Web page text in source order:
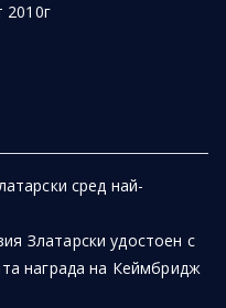
2010г
сред най-
Златарски удостоен с
награда на Кеймбридж